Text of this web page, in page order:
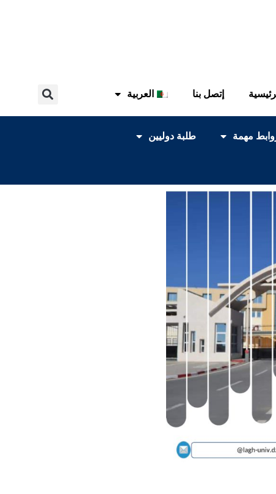
إتصل بنا العربية
مهمة طلبة دوليين